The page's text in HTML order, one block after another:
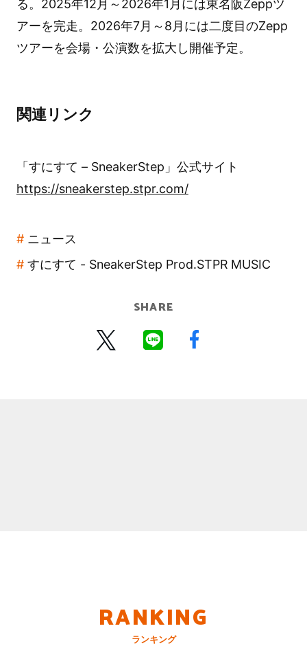
る。2025年12月～2026年1月には東名阪Zeppツ
アーを完走。2026年7月～8月には二度目のZepp
ツアーを会場・公演数を拡大し開催予定。
関連リンク
「すにすて – SneakerStep」公式サイト
https://sneakerstep.stpr.com/
ニュース
すにすて - SneakerStep Prod.STPR MUSIC
SHARE
RANKING
ランキング